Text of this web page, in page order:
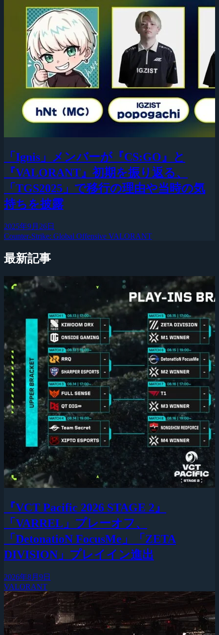
「Ignis」メンバーが『CS:GO』と
『VALORANT』初期を振り返る、
「TGS2025」で移行の理由や当時の気
持ちを披露
2025年9月26日
Counter-Strike: Global Offensive VALORANT
最新記事
『VCT Pacific 2026 STAGE 2』
「VARREL」プレーオフ、
「DetonatioN FocusMe」「ZETA
DIVISION」プレイイン進出
2026年8月9日
VALORANT